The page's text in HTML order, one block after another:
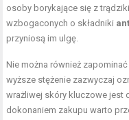
osoby borykające się z
wzbogaconych o składniki
przyniosą im ulgę.
Nie można również zapominać
wyższe stężenie zazwyczaj
wrażliwej skóry kluczowe jest
dokonaniem zakupu warto